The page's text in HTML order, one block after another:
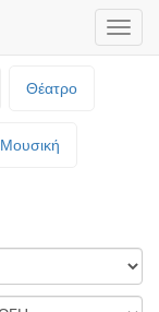
Θέατρο
Μουσική